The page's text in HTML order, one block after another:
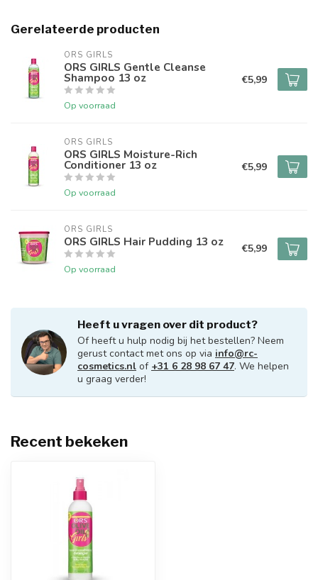
Gerelateerde producten
ORS GIRLS
ORS GIRLS Gentle Cleanse
Shampoo 13 oz
Op voorraad
€5,99
ORS GIRLS
ORS GIRLS Moisture-Rich
Conditioner 13 oz
Op voorraad
€5,99
ORS GIRLS
ORS GIRLS Hair Pudding 13 oz
Op voorraad
€5,99
Heeft u vragen over dit product?
Of heeft u hulp nodig bij het bestellen? Neem
gerust contact met ons op via info@rc-
cosmetics.nl of +31 6 28 98 67 47. We helpen
u graag verder!
Recent bekeken